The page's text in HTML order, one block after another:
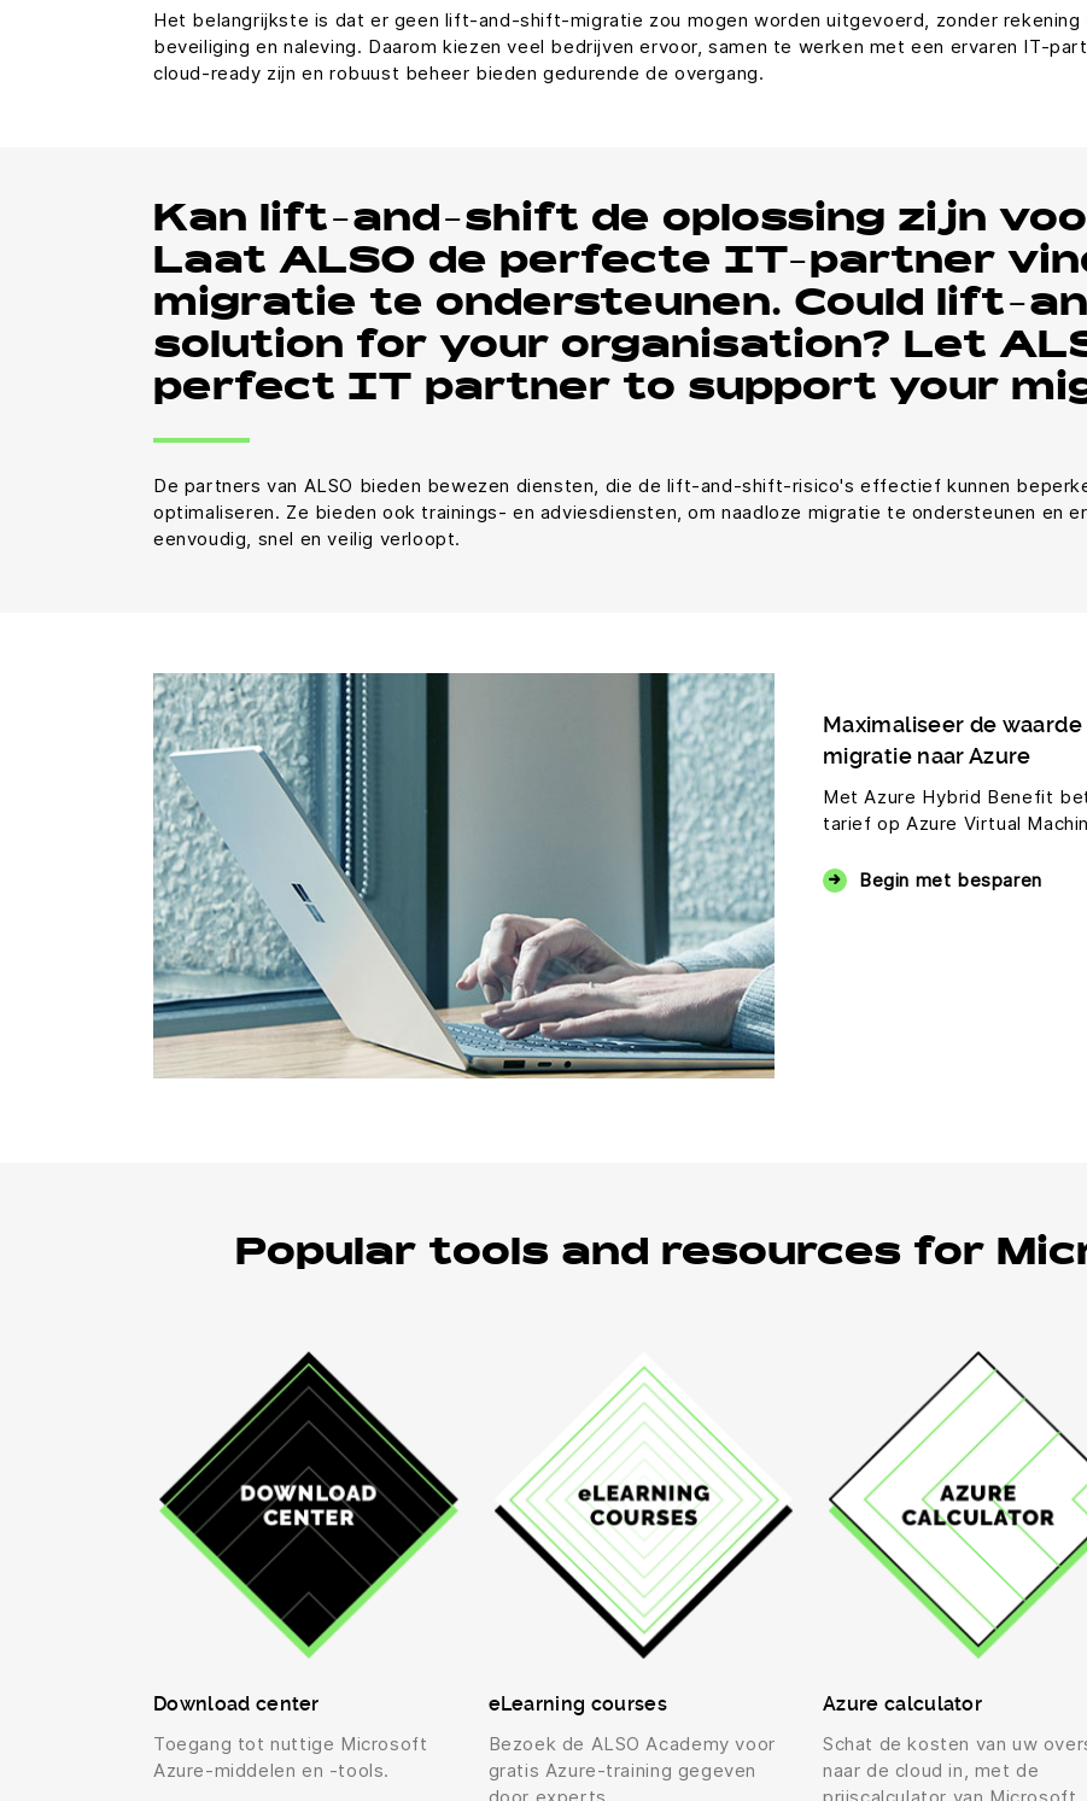
Het belangrijkste is dat er geen lift-and-shift-migratie zou mogen worden uitgevoerd, zonder
beveiliging en naleving. Daarom kiezen veel bedrijven ervoor, samen te werken met een ervaren IT-
cloud-ready zijn en robuust beheer bieden gedurende de overgang.
Kan lift-and-shift de oplossing zijn
Laat ALSO de perfecte IT-partner
migratie te ondersteunen. Could lift-
solution for your organisation? Let
perfect IT partner to support your
De partners van ALSO bieden bewezen diensten, die de lift-and-shift-risico's effectief kunnen
optimaliseren. Ze bieden ook trainings- en adviesdiensten, om naadloze migratie te ondersteunen en
eenvoudig, snel en veilig verloopt.
Maximaliseer de
migratie naar Azure
Met Azure Hybrid Benefit
tarief op Azure Virtual
Begin met besparen
Popular tools and resources for
Download center
Toegang tot nuttige Microsoft
Azure-middelen en -tools.
eLearning courses
Bezoek de ALSO Academy voor
gratis Azure-training gegeven
Azure calculator
Schat de kosten van uw
naar de cloud in, met de